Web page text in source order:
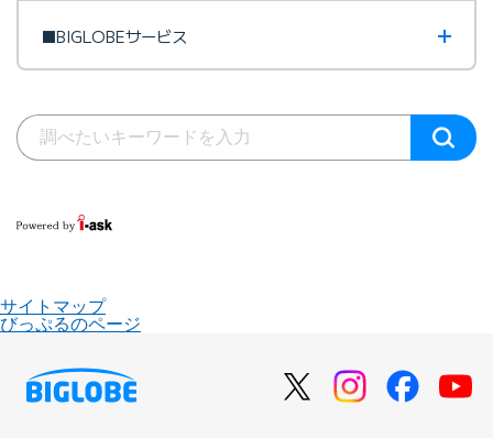
■BIGLOBEサービス
サイトマップ
びっぷるのページ